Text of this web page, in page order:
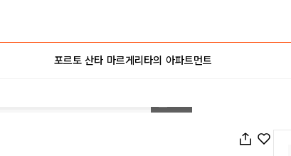
포르토 산타 마르게리타의 아파트먼트